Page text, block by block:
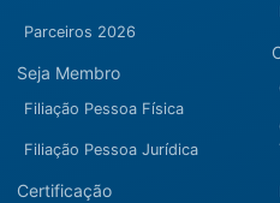
Parceiros 2026
Seja Membro
Filiação Pessoa Física
Filiação Pessoa Jurídica
Certificação